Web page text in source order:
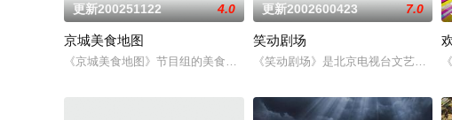
更新200251122 4.0
京城美食地图
《京城美食地图》节目组的美食侦探邀约行业专家和爱吃团网友，一起到
更新2002600423 7.0
笑动剧场
《笑动剧场》是北京电视台文艺节目中